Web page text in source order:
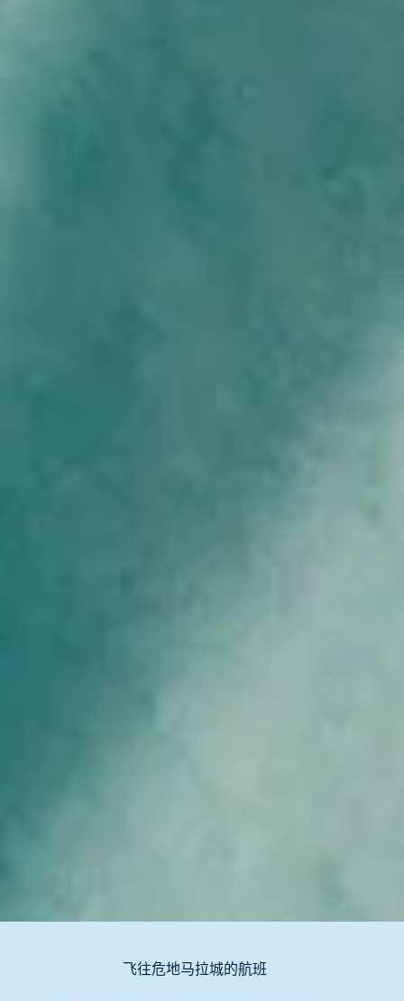
飞往危地马拉城的航班